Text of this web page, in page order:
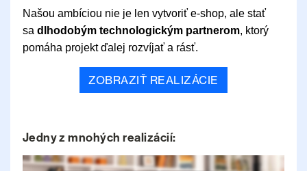
Našou ambíciou nie je len vytvoriť e-shop, ale stať
sa dlhodobým technologickým partnerom, ktorý
pomáha projekt ďalej rozvíjať a rásť.
ZOBRAZIŤ REALIZÁCIE
Jedny z mnohých realizácií: